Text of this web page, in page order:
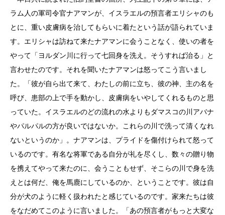
ラム人の軍司令官ナアマンが、イスラエルの預言者エリシャのも
とに、重い皮膚病を治してもらいに着たという話が語られていま
す。エリシャは訪ねて来たナアマンに会うことなく、使いの者を
やって「ヨルダン川に行って七回身を洗え。そうすれば治る」と
言わせたのです。それを聞いたナアマンは怒ってこう言いまし
た。「彼が自ら出て来て、わたしの前に立ち、彼の神、主の名を
呼び、患部の上で手を動かし、皮膚病をいやしてくれるものと思
っていた。イスラエルのどの流れの水よりもダマスコの川アバナ
やパルパルの方が良いではないか。これらの川で洗って清くなれ
ないというのか」。ナアマンは、プライドを傷付けられて怒って
いるのです。有名な将軍である自分が礼を尽くし、数々の贈り物
を携えてやって来たのに、会うこともせず、そこらの川で身を洗
えとは何だ、俺を馬鹿にしているのか、ということです。彼は自
分が犬のように軽く扱われたと感じているのです。家来たちは彼
をなだめてこのように言いました。「あの預言者がもっと大変な